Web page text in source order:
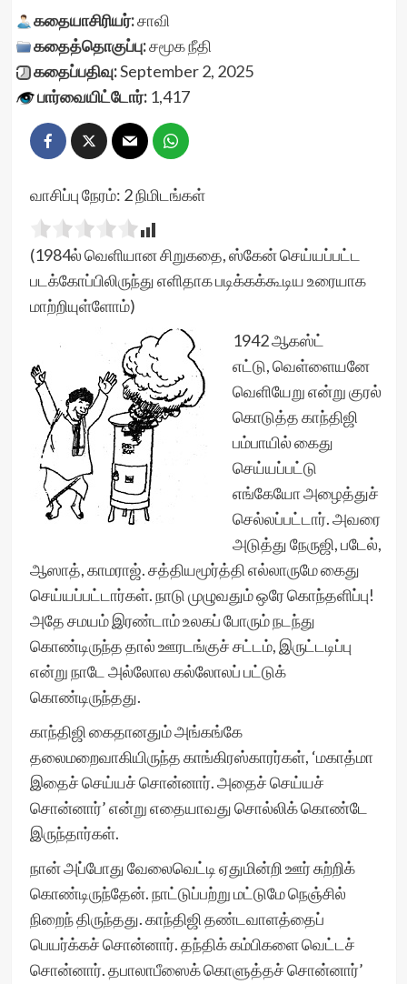
கதையாசிரியர்:சாவி
கதைத்தொகுப்பு:சமூக நீதி
கதைப்பதிவு:September 2, 2025
பார்வையிட்டோர்:1,417
வாசிப்பு நேரம்: 2நிமிடங்கள்
(1984ல் வெளியான சிறுகதை, ஸ்கேன் செய்யப்பட்ட
படக்கோப்பிலிருந்து எளிதாக படிக்கக்கூடிய உரையாக
மாற்றியுள்ளோம்)
1942 ஆகஸ்ட்
எட்டு, வெள்ளையனே
வெளியேறு என்று குரல்
கொடுத்த காந்திஜி
பம்பாயில் கைது
செய்யப்பட்டு
எங்கேயோ அழைத்துச்
செல்லப்பட்டார். அவரை
அடுத்து நேருஜி, படேல்,
ஆஸாத், காமராஜ். சத்தியமூர்த்தி எல்லாருமே கைது
செய்யப்பட்டார்கள். நாடு முழுவதும் ஒரே கொந்தளிப்பு!
அதே சமயம் இரண்டாம் உலகப் போரும் நடந்து
கொண்டிருந்த தால் ஊரடங்குச் சட்டம், இருட்டடிப்பு
என்று நாடே அல்லோல கல்லோலப் பட்டுக்
கொண்டிருந்தது.
காந்திஜி கைதானதும் அங்கங்கே
தலைமறைவாகியிருந்த காங்கிரஸ்காரர்கள், ‘மகாத்மா
இதைச் செய்யச் சொன்னார். அதைச் செய்யச்
சொன்னார்’ என்று எதையாவது சொல்லிக் கொண்டே
இருந்தார்கள்.
நான் அப்போது வேலைவெட்டி ஏதுமின்றி ஊர் சுற்றிக்
கொண்டிருந்தேன். நாட்டுப்பற்று மட்டுமே நெஞ்சில்
நிறைந் திருந்தது. காந்திஜி தண்டவாளத்தைப்
பெயர்க்கச் சொன்னார். தந்திக் கம்பிகளை வெட்டச்
சொன்னார். தபாலாபீஸைக் கொளுத்தச் சொன்னார்’